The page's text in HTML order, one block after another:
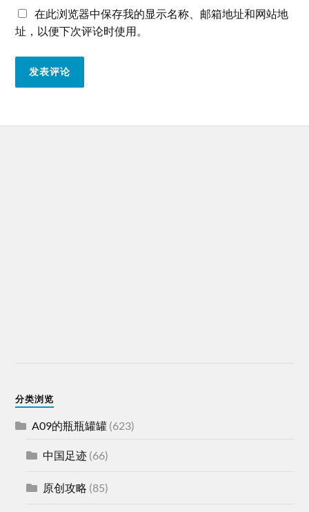
在此浏览器中保存我的显示名称、邮箱地址和网站地
址，以便下次评论时使用。
分类浏览
A09的瓶瓶罐罐 (623)
中国足迹 (66)
原创攻略 (85)